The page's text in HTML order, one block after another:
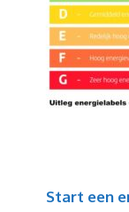
Start een